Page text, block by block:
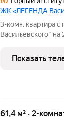
ЖК «ЛЕГЕНДА
3-комн. квартира
Васильевского"
Угловая
панорамных видов.
Показать
61,4 м² · 2-